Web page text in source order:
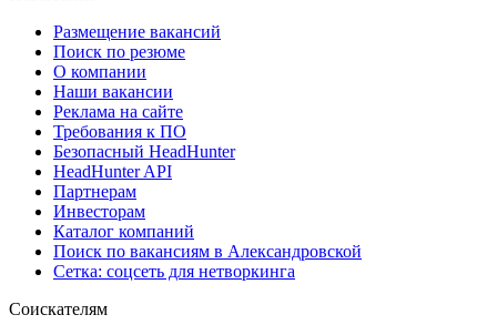
Размещение вакансий
Поиск по резюме
О компании
Наши вакансии
Реклама на сайте
Требования к ПО
Безопасный HeadHunter
HeadHunter API
Партнерам
Инвесторам
Каталог компаний
Поиск по вакансиям в Александровской
Сетка: соцсеть для нетворкинга
Соискателям